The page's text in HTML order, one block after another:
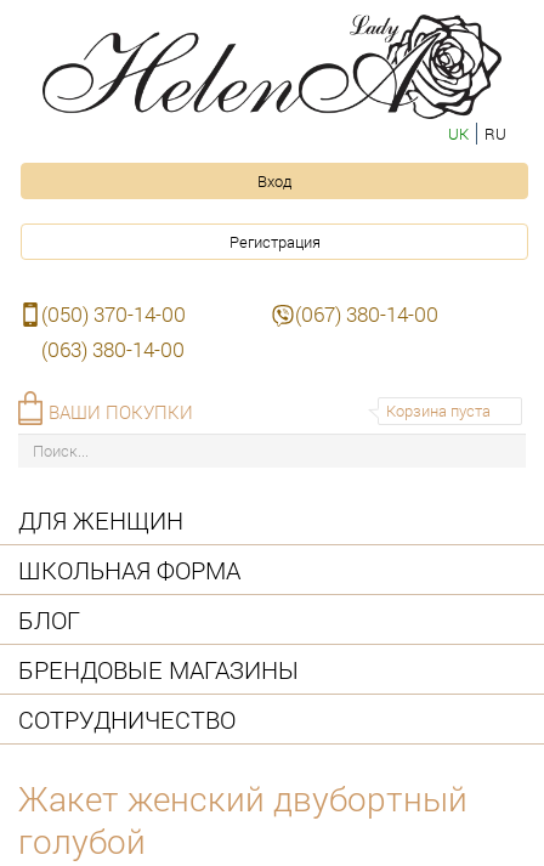
UK RU
Вход
Регистрация
(050) 370-14-00
(067) 380-14-00
(063) 380-14-00
Корзина пуста
ВАШИ ПОКУПКИ
ДЛЯ ЖЕНЩИН
ШКОЛЬНАЯ ФОРМА
БЛОГ
БРЕНДОВЫЕ МАГАЗИНЫ
СОТРУДНИЧЕСТВО
Жакет женский двубортный
голубой